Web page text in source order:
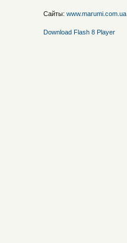
Сайты: www.marumi.com.ua
Download Flash 8 Player